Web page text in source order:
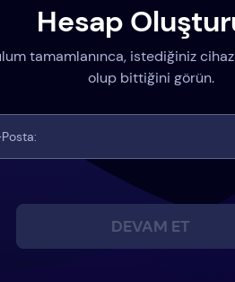
Hesap
tamamlanınca, istediğiniz
olup bittiğini görün.
DEVAM ET